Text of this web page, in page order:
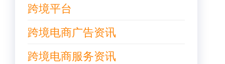
跨境平台
跨境电商广告资讯
跨境电商服务资讯